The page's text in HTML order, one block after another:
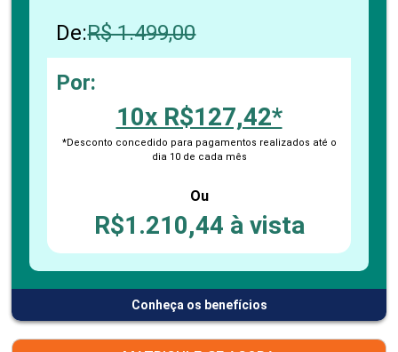
De:R$ 1.499,00
Por:
10x R$127,42*
*Desconto concedido para pagamentos realizados até o
dia 10 de cada mês
Ou
R$1.210,44 à vista
Conheça os benefícios